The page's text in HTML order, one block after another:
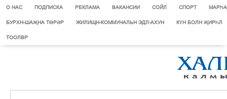
О НАС ПОДПИСКА РЕКЛАМА ВАКАНСИИ СОЙЛ СПОРТ
БУРХН-ШАҖНА ТӨРӘР ЖИЛИЩН-КОММУНАЛЬН ЭДЛ-АХУН КҮН БОЛН ҖИРҺЛ
ТООЛВР